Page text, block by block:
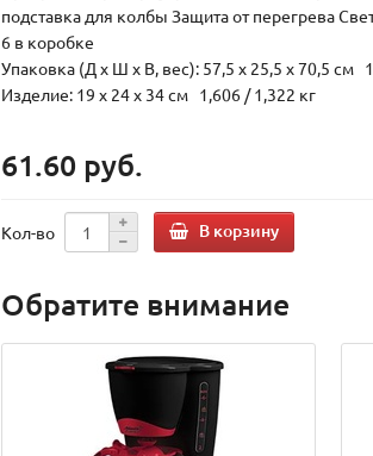
подставка для колбы Защита от перегрева
6 в коробке
Упаковка (Д х Ш х В, вес): 57,5 x 25,5 x 70,5 см
Изделие: 19 x 24 x 34 см 1,606 / 1,322 кг
61.60 руб.
Кол-во В корзину
Обратите внимание